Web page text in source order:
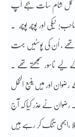
کل شام سات بجے آپ
نیکی اور پوچھ پوچھ ۔
، اُن کی پوسٹیں بہت
ناسور سمجھتے تھے ۔
اور مَیں ینبع النخل
نے عذر کیا کہ آج
،ابھی تنگ کر رہے ہیں